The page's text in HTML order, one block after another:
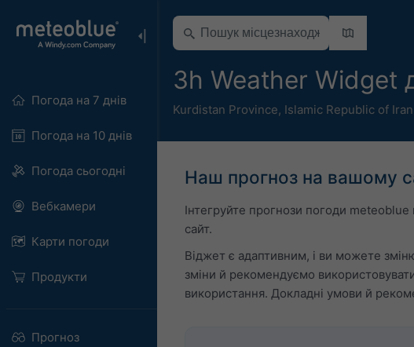
Погода на 7 днів
Погода на 10 днів
Погода сьогодні
Вебкамери
Карти погоди
Продукти
Прогноз
3h Weather Widget
Kurdistan Province, Islamic Republic of Iran
Наш прогноз на вашому
Інтегруйте прогнози погоди
сайт.
Віджет є адаптивним, і ви можете
зміни й рекомендуємо
використання. Докладні умови й